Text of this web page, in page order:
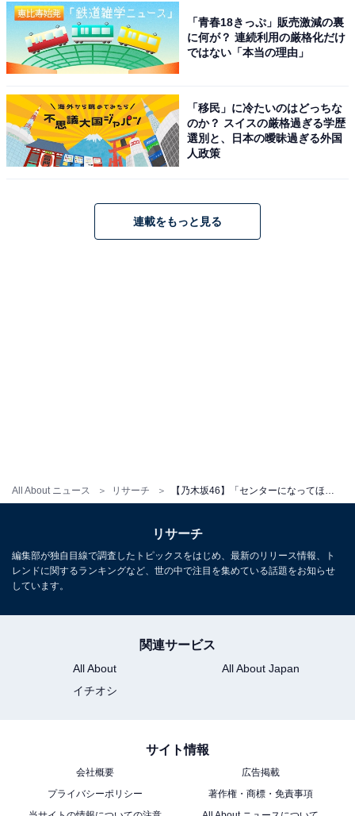
All About ニュース リサーチ 【乃木坂46】「センターになってほしい現役メンバー」ランキング！ 2位「与田祐希」を抑えた1位は？
「青春18きっぷ」販売激減の裏
に何が？ 連続利用の厳格化だけ
ではない「本当の理由」
「移民」に冷たいのはどっちな
のか？ スイスの厳格過ぎる学歴
選別と、日本の曖昧過ぎる外国
人政策
連載をもっと見る
リサーチ
編集部が独自目線で調査したトピックスをはじめ、最新のリリース情報、ト
レンドに関するランキングなど、世の中で注目を集めている話題をお知らせ
しています。
関連サービス
All About
All About Japan
イチオシ
サイト情報
会社概要
広告掲載
プライバシーポリシー
著作権・商標・免責事項